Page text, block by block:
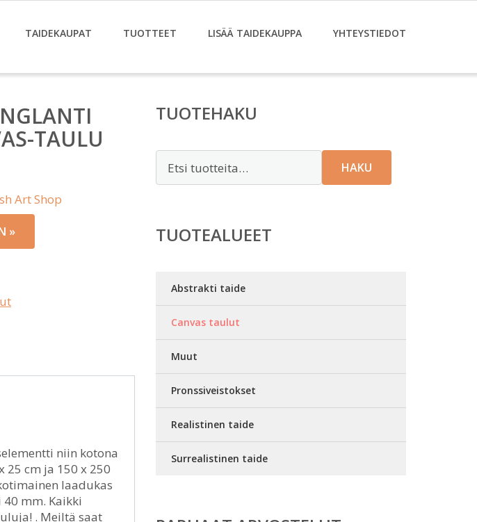
TAIDEKAUPAT TUOTTEET LISÄÄ TAIDEKAUPPA YHTEYSTIEDOT
TAULU
Art Shop
»
niin kotona
cm ja 150 x 250
laadukas
mm. Kaikki
. Meiltä saat
TUOTEHAKU
HAKU
TUOTEALUEET
Abstrakti taide
Canvas taulut
Muut
Pronssiveistokset
Realistinen taide
Surrealistinen taide